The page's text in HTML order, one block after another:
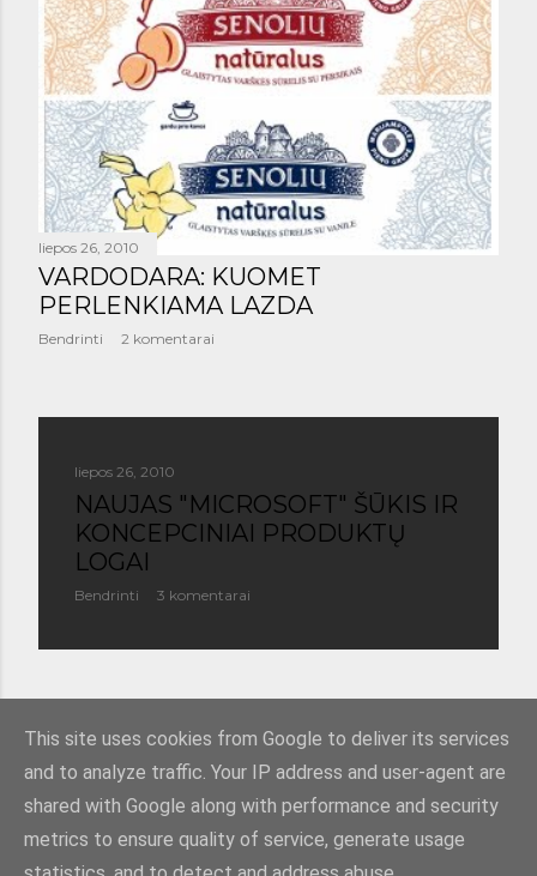
liepos 26, 2010
VARDODARA: KUOMET
PERLENKIAMA LAZDA
Bendrinti 2 komentarai
liepos 26, 2010
NAUJAS "MICROSOFT" ŠŪKIS IR
KONCEPCINIAI PRODUKTŲ
LOGAI
Bendrinti 3 komentarai
SENESNI PRANEŠIMAI
This site uses cookies from Google to deliver its services
and to analyze traffic. Your IP address and user-agent are
shared with Google along with performance and security
metrics to ensure quality of service, generate usage